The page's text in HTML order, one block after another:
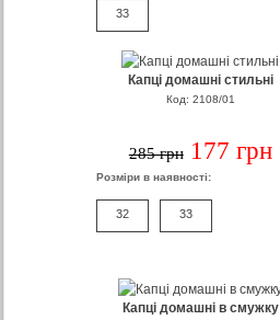
33
Капці домашні стильні
Код: 2108/01
285 грн 177 грн
Розміри в наявності:
32 33
Капці домашні в смужку